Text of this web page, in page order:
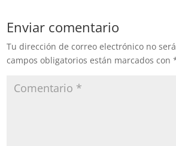
subsecretario de Derechos
Migración, Alejandro…
Enviar comentario
Tu dirección de correo electrónico no
campos obligatorios están marcados con